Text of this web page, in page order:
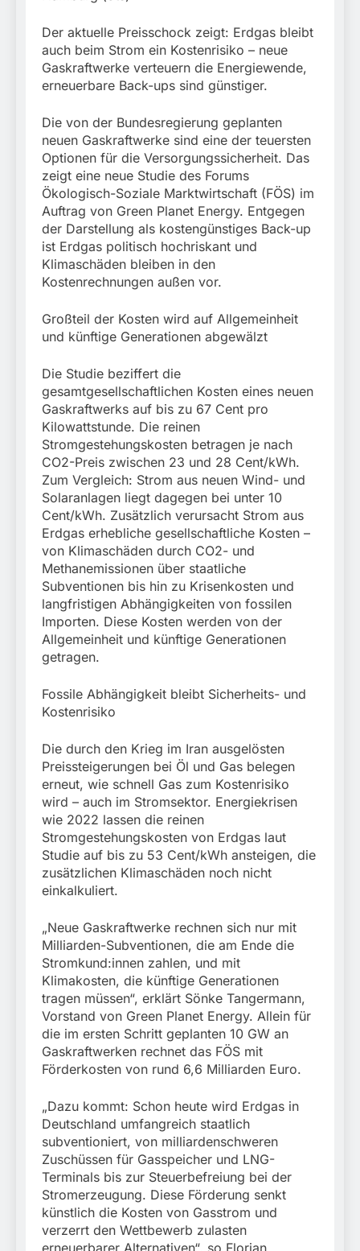
Bahnübergang in Aubing
/ Bundespolizei ermittelt
wegen gefährlichen
Eingriffs in den
Bahnverkehr
Der aktuelle Preisschock zeigt: Erdgas bleibt
auch beim Strom ein Kostenrisiko – neue
Gaskraftwerke verteuern die Energiewende,
erneuerbare Back-ups sind günstiger.
Die von der Bundesregierung geplanten
neuen Gaskraftwerke sind eine der teuersten
Optionen für die Versorgungssicherheit. Das
zeigt eine neue Studie des Forums
Ökologisch-Soziale Marktwirtschaft (FÖS) im
Auftrag von Green Planet Energy. Entgegen
der Darstellung als kostengünstiges Back-up
ist Erdgas politisch hochriskant und
Klimaschäden bleiben in den
Kostenrechnungen außen vor.
Großteil der Kosten wird auf Allgemeinheit
und künftige Generationen abgewälzt
Die Studie beziffert die
gesamtgesellschaftlichen Kosten eines neuen
Gaskraftwerks auf bis zu 67 Cent pro
Kilowattstunde. Die reinen
Stromgestehungskosten betragen je nach
CO2-Preis zwischen 23 und 28 Cent/kWh.
Zum Vergleich: Strom aus neuen Wind- und
Solaranlagen liegt dagegen bei unter 10
Cent/kWh. Zusätzlich verursacht Strom aus
Erdgas erhebliche gesellschaftliche Kosten –
von Klimaschäden durch CO2- und
Methanemissionen über staatliche
Subventionen bis hin zu Krisenkosten und
langfristigen Abhängigkeiten von fossilen
Importen. Diese Kosten werden von der
Allgemeinheit und künftige Generationen
getragen.
Fossile Abhängigkeit bleibt Sicherheits- und
Kostenrisiko
Die durch den Krieg im Iran ausgelösten
Preissteigerungen bei Öl und Gas belegen
erneut, wie schnell Gas zum Kostenrisiko
wird – auch im Stromsektor. Energiekrisen
wie 2022 lassen die reinen
Stromgestehungskosten von Erdgas laut
Studie auf bis zu 53 Cent/kWh ansteigen, die
zusätzlichen Klimaschäden noch nicht
einkalkuliert.
„Neue Gaskraftwerke rechnen sich nur mit
Milliarden-Subventionen, die am Ende die
Stromkund:innen zahlen, und mit
Klimakosten, die künftige Generationen
tragen müssen“, erklärt Sönke Tangermann,
Vorstand von Green Planet Energy. Allein für
die im ersten Schritt geplanten 10 GW an
Gaskraftwerken rechnet das FÖS mit
Förderkosten von rund 6,6 Milliarden Euro.
„Dazu kommt: Schon heute wird Erdgas in
Deutschland umfangreich staatlich
subventioniert, von milliardenschweren
Zuschüssen für Gasspeicher und LNG-
Terminals bis zur Steuerbefreiung bei der
Stromerzeugung. Diese Förderung senkt
künstlich die Kosten von Gasstrom und
verzerrt den Wettbewerb zulasten
erneuerbarer Alternativen“, so Florian